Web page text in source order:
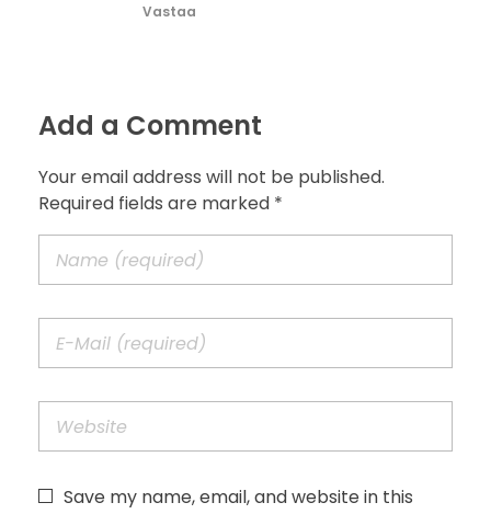
Vastaa
Add a Comment
Your email address will not be published.
Required fields are marked *
Save my name, email, and website in this